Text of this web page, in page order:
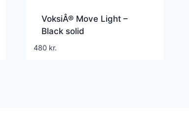
VoksiÂ® Move Light –
Black solid
480 kr.